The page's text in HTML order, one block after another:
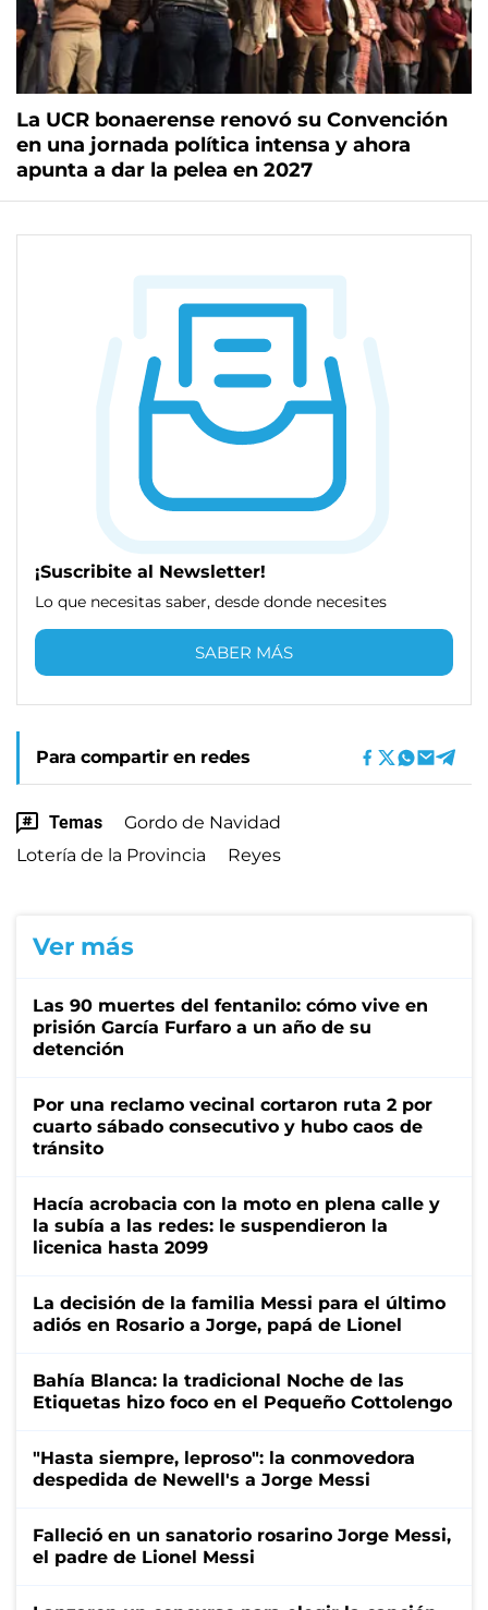
La UCR bonaerense renovó su Convención
en una jornada política intensa y ahora
apunta a dar la pelea en 2027
¡Suscribite al Newsletter!
Lo que necesitas saber, desde donde necesites
SABER MÁS
Para compartir en redes
Temas
Gordo de Navidad
Lotería de la Provincia
Reyes
Ver más
Las 90 muertes del fentanilo: cómo vive en
prisión García Furfaro a un año de su
detención
Por una reclamo vecinal cortaron ruta 2 por
cuarto sábado consecutivo y hubo caos de
tránsito
Hacía acrobacia con la moto en plena calle y
la subía a las redes: le suspendieron la
licenica hasta 2099
La decisión de la familia Messi para el último
adiós en Rosario a Jorge, papá de Lionel
Bahía Blanca: la tradicional Noche de las
Etiquetas hizo foco en el Pequeño Cottolengo
"Hasta siempre, leproso": la conmovedora
despedida de Newell's a Jorge Messi
Falleció en un sanatorio rosarino Jorge Messi,
el padre de Lionel Messi